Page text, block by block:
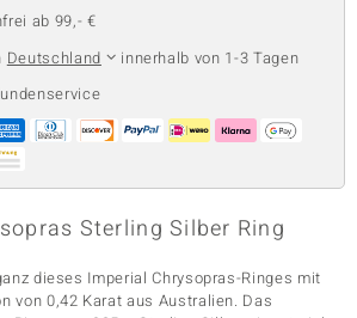
ab 99,- €
Deutschland
innerhalb von 1-3 Tagen
Sterling Silber Ring
dieses Imperial Chrysopras-Ringes mit
von 0,42 Karat aus Australien. Das